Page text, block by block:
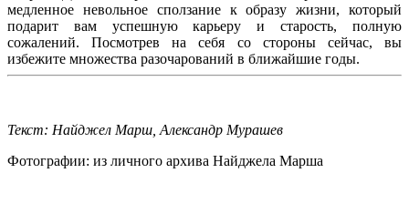
медленное невольное сползание к образу жизни, который
подарит вам успешную карьеру и старость, полную
сожалений. Посмотрев на себя со стороны сейчас, вы
избежите множества разочарований в ближайшие годы.
Текст: Найджел Марш, Александр Мурашев
Фотографии: из личного архива Найджела Марша